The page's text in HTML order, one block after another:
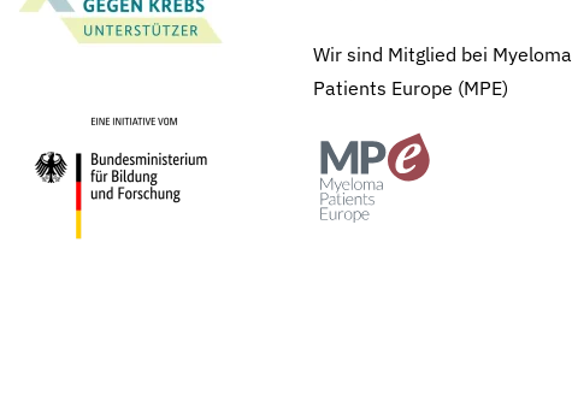
Wir sind Mitglied bei Myeloma
Patients Europe (MPE)